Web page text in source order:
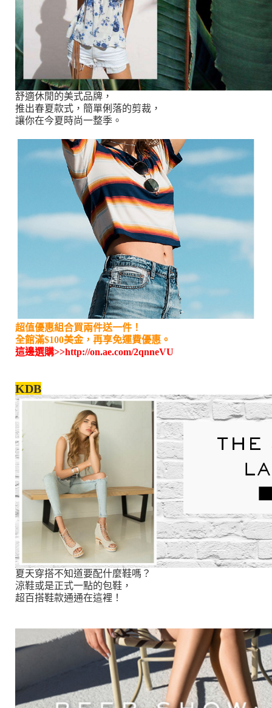
舒適休閒的美式品牌，
推出春夏款式，簡單俐落的剪裁，
讓你在今夏時尚一整季。
超值優惠組合買兩件送一件！
全館滿$100美金，再享免運費優惠。
這邊選購>>http://on.ae.com/2qnneVU
KDB
夏天穿搭不知道要配什麼鞋嗎？
涼鞋或是正式一點的包鞋，
超百搭鞋款通通在這裡！